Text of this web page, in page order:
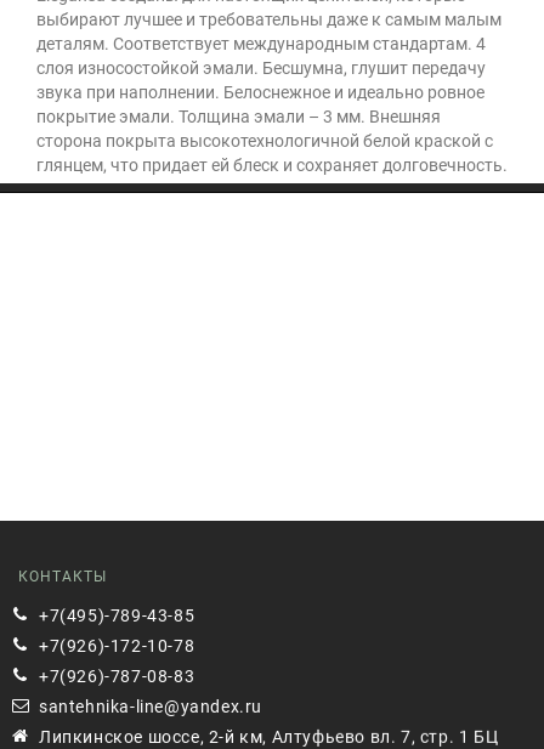
выбирают лучшее и требовательны даже к самым малым
деталям. Соответствует международным стандартам. 4
слоя износостойкой эмали. Бесшумна, глушит передачу
звука при наполнении. Белоснежное и идеально ровное
покрытие эмали. Толщина эмали – 3 мм. Внешняя
сторона покрыта высокотехнологичной белой краской с
глянцем, что придает ей блеск и сохраняет долговечность.
КОНТАКТЫ
+7(495)-789-43-85
+7(926)-172-10-78
+7(926)-787-08-83
santehnika-line@yandex.ru
Липкинское шоссе, 2-й км, Алтуфьево вл. 7, стр. 1 БЦ